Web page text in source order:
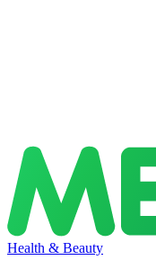
Health & Beauty